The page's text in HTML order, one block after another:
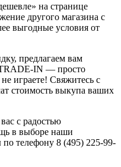
на странице
другого магазина с
выгодные условия от
предлагаем вам
TRADE-IN — просто
играете! Свяжитесь с
стоимость выкупа ваших
с радостью
в выборе наши
телефону 8 (495) 225-99-